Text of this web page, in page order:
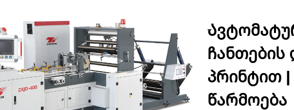
ჩანთების
პრინტით |
წარმოება